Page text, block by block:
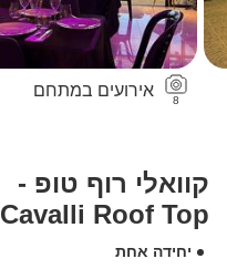
8
אירועים במתחם
קוואלי רוף טופ -
Cavalli Roof Top
יחידה אחת